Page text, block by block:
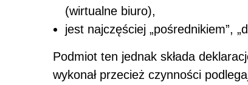
(wirtualne biuro),
jest najczęściej „pośrednikiem”,
Podmiot ten jednak składa
wykonał przecież czynności